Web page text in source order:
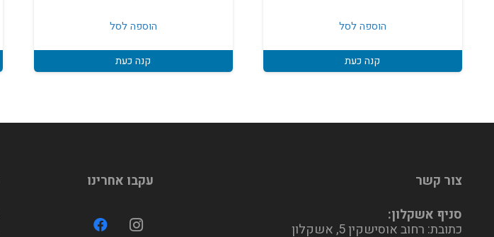
הוספה לסל
קנה כעת
הוספה לסל
קנה כעת
צור קשר
סניף אשקלון:
כתובת: רחוב אוסישקין 5, אשקלון
עקבו אחרינו